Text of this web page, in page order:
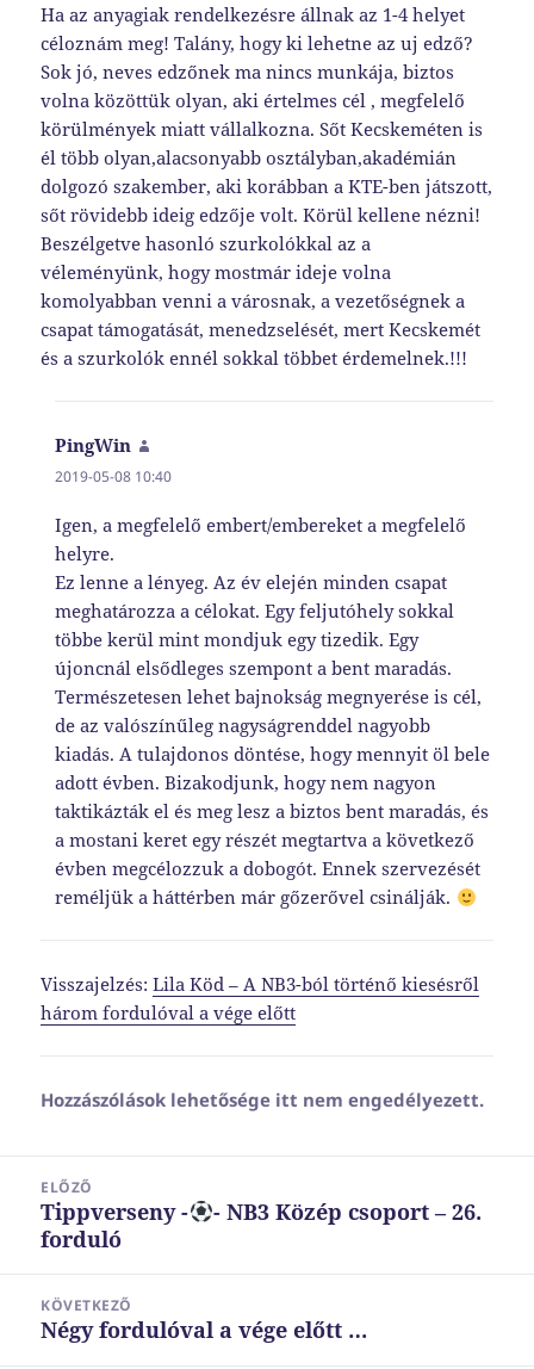
Ha az anyagiak rendelkezésre állnak az 1-4 helyet
céloznám meg! Talány, hogy ki lehetne az uj edző?
Sok jó, neves edzőnek ma nincs munkája, biztos
volna közöttük olyan, aki értelmes cél , megfelelő
körülmények miatt vállalkozna. Sőt Kecskeméten is
él több olyan,alacsonyabb osztályban,akadémián
dolgozó szakember, aki korábban a KTE-ben játszott,
sőt rövidebb ideig edzője volt. Körül kellene nézni!
Beszélgetve hasonló szurkolókkal az a
véleményünk, hogy mostmár ideje volna
komolyabban venni a városnak, a vezetőségnek a
csapat támogatását, menedzselését, mert Kecskemét
és a szurkolók ennél sokkal többet érdemelnek.!!!
PingWin
2019-05-08 10:40
Igen, a megfelelő embert/embereket a megfelelő
helyre.
Ez lenne a lényeg. Az év elején minden csapat
meghatározza a célokat. Egy feljutóhely sokkal
többe kerül mint mondjuk egy tizedik. Egy
újoncnál elsődleges szempont a bent maradás.
Természetesen lehet bajnokság megnyerése is cél,
de az valószínűleg nagyságrenddel nagyobb
kiadás. A tulajdonos döntése, hogy mennyit öl bele
adott évben. Bizakodjunk, hogy nem nagyon
taktikázták el és meg lesz a biztos bent maradás, és
a mostani keret egy részét megtartva a következő
évben megcélozzuk a dobogót. Ennek szervezését
reméljük a háttérben már gőzerővel csinálják.
Visszajelzés:Lila Köd – A NB3-ból történő kiesésről
három fordulóval a vége előtt
Hozzászólások lehetősége itt nem engedélyezett.
navigáció
ELŐZŐ
Korábbi
bejegyzések:
Tippverseny -
- NB3 Közép csoport – 26.
forduló
KÖVETKEZŐ
Következő
Négy fordulóval a vége előtt …